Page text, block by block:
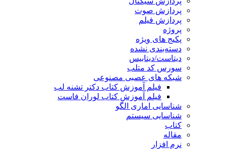
پردازش صوت
پردازش فیلم
پروژه
پکیج های ویژه
دسته‌بندی نشده
دیتاست/دیتابیس
سورس کد متلب
شبکه های عصبی مصنوعی
فیلم آموزش کتاب دکتر تشنه لب
فیلم آموزش کتاب لوران فاست
شناسایی اماری الگو
شناسایی سیستم
کتاب
مقاله
نرم افزار